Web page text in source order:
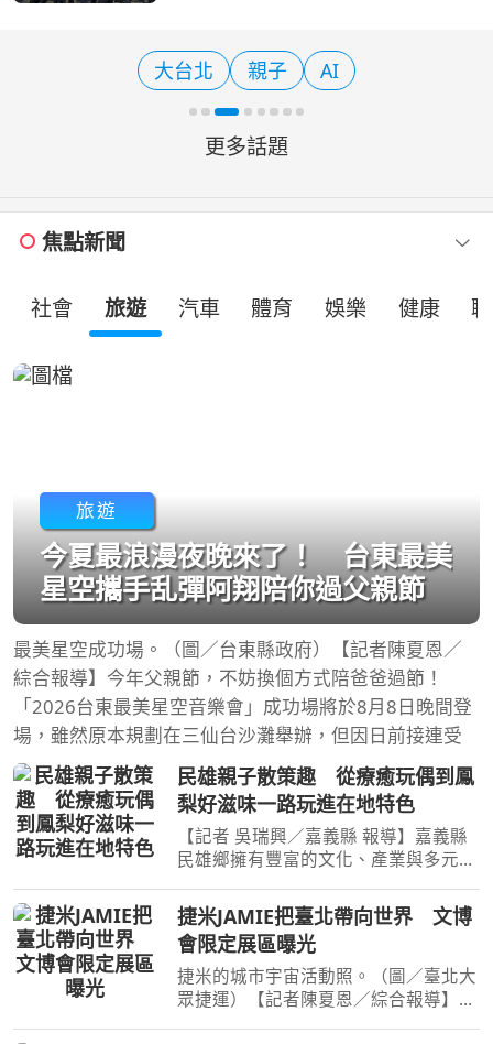
教育基金會今日舉辦第二屆「模範父親
選拔暨徵文比賽」頒獎
大台北 親子 AI
更多話題
焦點新聞
社會 旅遊 汽車 體育 娛樂 健康
旅遊
今夏最浪漫夜晚來了！ 台東最美
星空攜手乱彈阿翔陪你過父親節
最美星空成功場。（圖／台東縣政府）【記者陳夏恩／
綜合報導】今年父親節，不妨換個方式陪爸爸過節！
「2026台東最美星空音樂會」成功場將於8月8日晚間登
場，雖然原本規劃在三仙台沙灘舉辦，但因日前接連受
民雄親子散策趣 從療癒玩偶到鳳
梨好滋味一路玩進在地特色
【記者 吳瑞興／嘉義縣 報導】嘉義縣
民雄鄉擁有豐富的文化、產業與多元體
歷史文化，還是熱愛美食與農產，都能
找到適合親子同遊的旅遊樂趣。嘉義縣
文化觀光局推薦家長們
捷米JAMIE把臺北帶向世界 文博
會限定展區曝光
捷米的城市宇宙活動照。（圖／臺北大
眾捷運）【記者陳夏恩／綜合報導】今